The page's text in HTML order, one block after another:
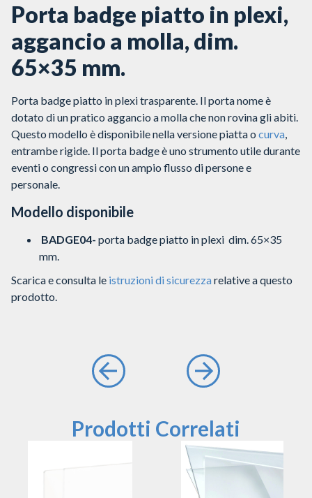
Porta badge piatto in plexi,
aggancio a molla, dim.
65×35 mm.
Porta badge piatto in plexi trasparente. Il porta nome è
dotato di un pratico aggancio a molla che non rovina gli abiti.
Questo modello è disponibile nella versione piatta o curva,
entrambe rigide. Il porta badge è uno strumento utile durante
eventi o congressi con un ampio flusso di persone e
personale.
Modello disponibile
BADGE04- porta badge piatto in plexi dim. 65×35
mm.
Scarica e consulta le istruzioni di sicurezzarelative a questo
prodotto.
Prodotti Correlati